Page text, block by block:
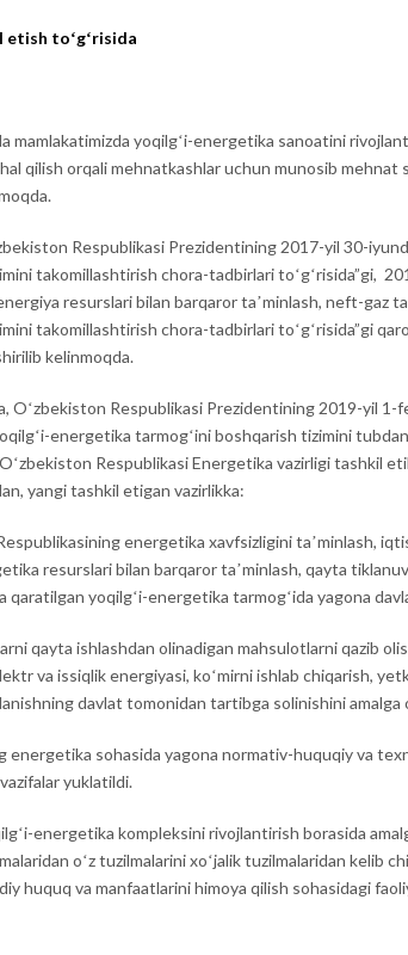
toʻgʻrisida
mamlakatimizda yoqilgʻi-energetika sanoatini
qilish orqali mehnatkashlar uchun munosib
Respublikasi Prezidentining 2017-yil 30-
takomillashtirish chora-tadbirlari toʻgʻrisida”gi,
resurslari bilan barqaror taʼminlash, neft-gaz
takomillashtirish chora-tadbirlari toʻgʻrisida”gi
kelinmoqda.
Oʻzbekiston Respublikasi Prezidentining 2019-yil
energetika tarmogʻini boshqarish tizimini
Respublikasi Energetika vazirligi tashkil
yangi tashkil etigan vazirlikka:
energetika xavfsizligini taʼminlash,
resurslari bilan barqaror taʼminlash, qayta
qaratilgan yoqilgʻi-energetika tarmogʻida yagona
qayta ishlashdan olinadigan mahsulotlarni qazib
va issiqlik energiyasi, koʻmirni ishlab chiqarish,
davlat tomonidan tartibga solinishini amalga
energetika sohasida yagona normativ-huquqiy va
yuklatildi.
energetika kompleksini rivojlantirish borasida
oʻz tuzilmalarini xoʻjalik tuzilmalaridan kelib
huquq va manfaatlarini himoya qilish sohasidagi